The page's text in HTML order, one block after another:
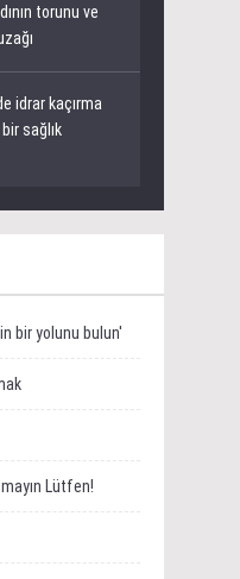
torunu ve
idrar kaçırma
sağlık
bir yolunu bulun'
Lütfen!